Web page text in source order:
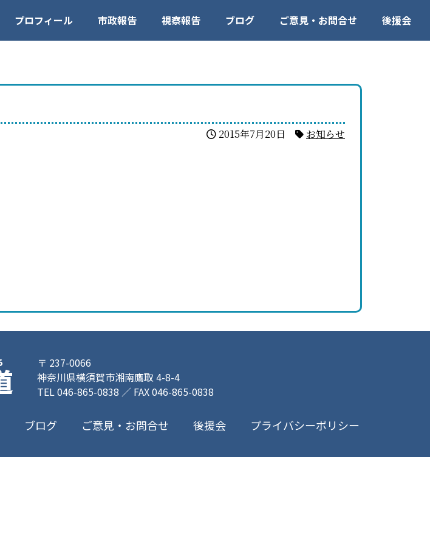
プロフィール 市政報告 視察報告 ブログ ご意見・お問合せ 後援会
2015年7月20日 お知らせ
〒 237-0066
神奈川県横須賀市湘南鷹取 4-8-4
TEL 046-865-0838 ／ FAX 046-865-0838
ブログ ご意見・お問合せ 後援会 プライバシーポリシー